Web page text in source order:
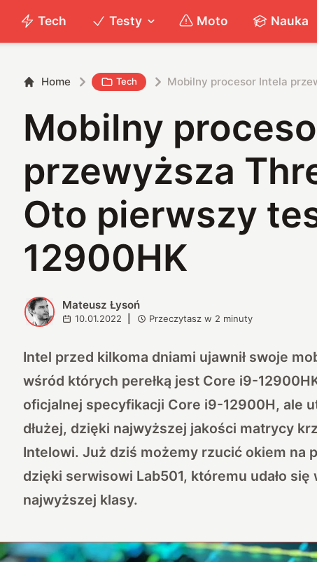
Tech Testy Moto Nauka
Home Tech Mobilny procesor Intela
Mobilny
przewyższa
Oto pierwszy
12900HK
M Mateusz Łysoń
10.01.2022 Przeczytasz w 2 minuty
Intel przed kilkoma dniami ujawnił swoje
wśród których perełką jest Core i9-
oficjalnej specyfikacji Core i9-12900H, ale
dłużej, dzięki najwyższej jakości matrycy
Intelowi. Już dziś możemy rzucić okiem na
dzięki serwisowi Lab501, któremu udało
najwyższej klasy.